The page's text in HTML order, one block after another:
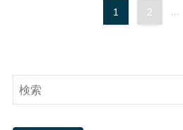
1 2 ...